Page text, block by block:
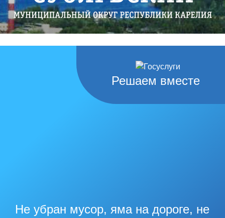
Решаем вместе
Не убран мусор, яма на дороге, не